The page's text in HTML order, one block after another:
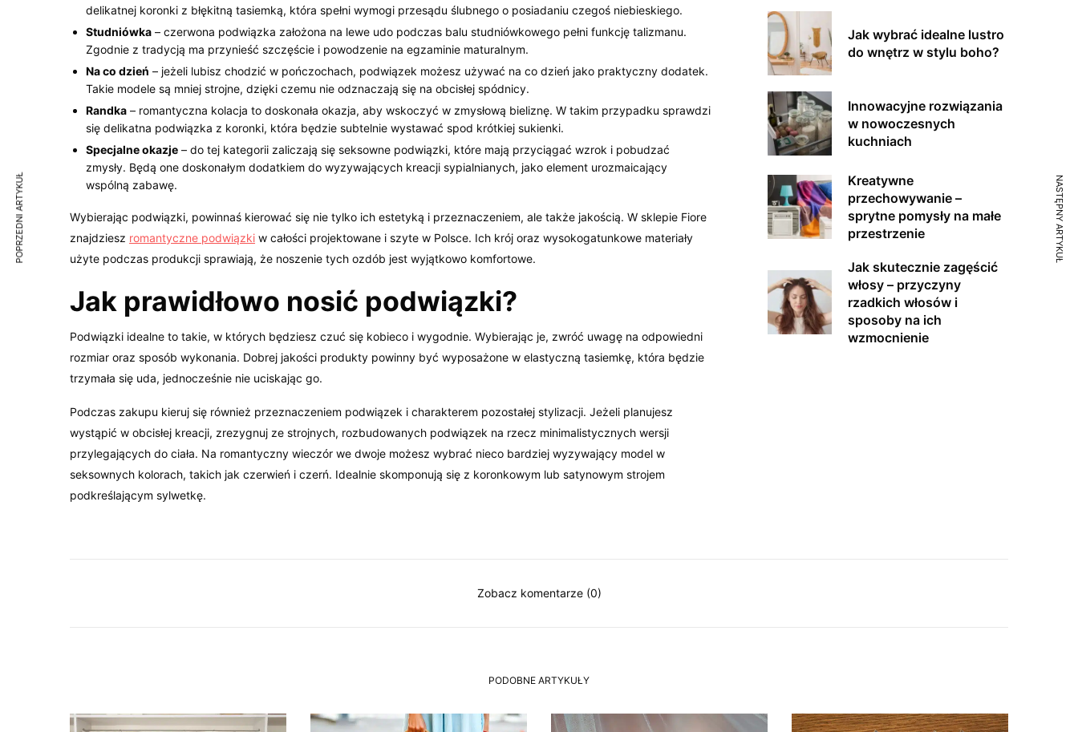
delikatnej koronki z błękitną tasiemką, która spełni wymogi przesądu ślubnego o posiadaniu czegoś niebieskiego.
Studniówka – czerwona podwiązka założona na lewe udo podczas balu studniówkowego pełni funkcję talizmanu.
Zgodnie z tradycją ma przynieść szczęście i powodzenie na egzaminie maturalnym.
Na co dzień – jeżeli lubisz chodzić w pończochach, podwiązek możesz używać na co dzień jako praktyczny dodatek.
Takie modele są mniej strojne, dzięki czemu nie odznaczają się na obcisłej spódnicy.
Randka – romantyczna kolacja to doskonała okazja, aby wskoczyć w zmysłową bieliznę. W takim przypadku sprawdzi
się delikatna podwiązka z koronki, która będzie subtelnie wystawać spod krótkiej sukienki.
Specjalne okazje – do tej kategorii zaliczają się seksowne podwiązki, które mają przyciągać wzrok i pobudzać
zmysły. Będą one doskonałym dodatkiem do wyzywających kreacji sypialnianych, jako element urozmaicający
wspólną zabawę.
Wybierając podwiązki, powinnaś kierować się nie tylko ich estetyką i przeznaczeniem, ale także jakością. W sklepie Fiore
znajdziesz romantyczne podwiązki w całości projektowane i szyte w Polsce. Ich krój oraz wysokogatunkowe materiały
użyte podczas produkcji sprawiają, że noszenie tych ozdób jest wyjątkowo komfortowe.
Jak prawidłowo nosić podwiązki?
Podwiązki idealne to takie, w których będziesz czuć się kobieco i wygodnie. Wybierając je, zwróć uwagę na odpowiedni
rozmiar oraz sposób wykonania. Dobrej jakości produkty powinny być wyposażone w elastyczną tasiemkę, która będzie
trzymała się uda, jednocześnie nie uciskając go.
Podczas zakupu kieruj się również przeznaczeniem podwiązek i charakterem pozostałej stylizacji. Jeżeli planujesz
wystąpić w obcisłej kreacji, zrezygnuj ze strojnych, rozbudowanych podwiązek na rzecz minimalistycznych wersji
przylegających do ciała. Na romantyczny wieczór we dwoje możesz wybrać nieco bardziej wyzywający model w
seksownych kolorach, takich jak czerwień i czerń. Idealnie skomponują się z koronkowym lub satynowym strojem
podkreślającym sylwetkę.
Jak wybrać idealne lustro
do wnętrz w stylu boho?
Innowacyjne rozwiązania
w nowoczesnych
kuchniach
Kreatywne
przechowywanie –
sprytne pomysły na małe
przestrzenie
Jak skutecznie zagęścić
włosy – przyczyny
rzadkich włosów i
sposoby na ich
wzmocnienie
POPRZEDNI ARTYKUŁ NASTĘPNY ARTYKUŁ
Zobacz komentarze (0)
PODOBNE ARTYKUŁY